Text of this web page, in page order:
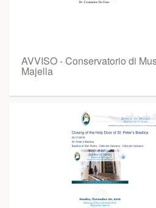
AVVISO - Conservatorio di
Majella